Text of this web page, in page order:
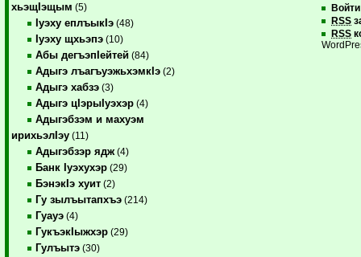
хьэщIэщым (5)
Iуэху еплъыкIэ (48)
Iуэху щхьэпэ (10)
Абы дегъэпIейтей (84)
Адыгэ лъагъуэжьхэмкIэ (2)
Адыгэ хабзэ (3)
Адыгэ цIэрыIуэхэр (4)
Адыгэбзэм и махуэм
ирихьэлIэу (11)
Адыгэбзэр ядж (4)
Банк Iуэхухэр (29)
БэнэкIэ хуит (2)
Гу зылъытапхъэ (214)
Гуауэ (4)
ГукъэкIыжхэр (29)
Гулъытэ (30)
Войти
RSS
RSS